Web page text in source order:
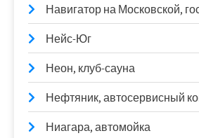
Навигатор на Московской,
Нейс-Юг
Неон, клуб-сауна
Нефтяник, автосервисный
Ниагара, автомойка